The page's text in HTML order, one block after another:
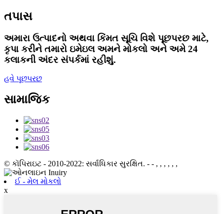
તપાસ
અમારા ઉત્પાદનો અથવા કિંમત સૂચિ વિશે પૂછપરછ માટે,
કૃપા કરીને તમારો ઇમેઇલ અમને મોકલો અને અમે 24
કલાકની અંદર સંપર્કમાં રહીશું.
હવે પૂછપરછ
સામાજિક
© કૉપિરાઇટ - 2010-2022: સર્વાધિકાર સુરક્ષિત. - - , , , , , ,
ઈ - મેલ મોકલો
x